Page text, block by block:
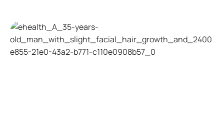
développer. Vous serez ainsi en mesure de
déterminer à quel moment il est opportun de
consulter un professionnel de santé.